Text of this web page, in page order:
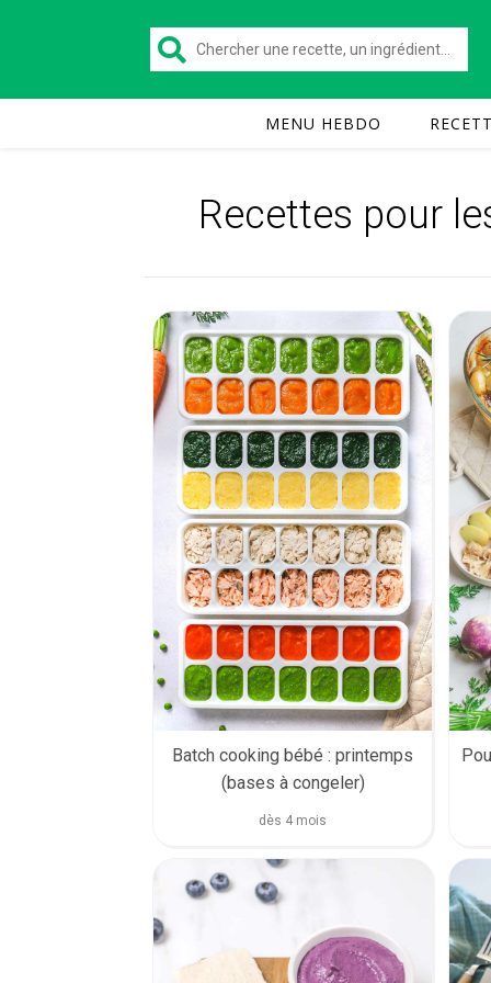
MENU HEBDO
Recettes pour
Batch cooking bébé : printemps
(bases à congeler)
dès 4 mois